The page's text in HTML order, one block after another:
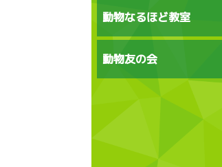
動物なるほど教室
動物友の会